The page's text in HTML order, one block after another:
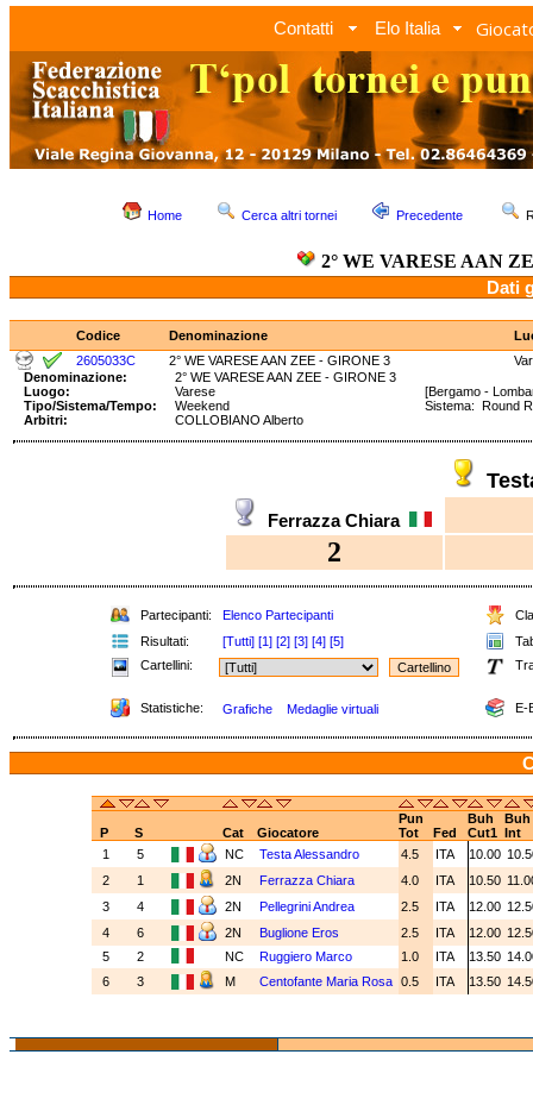
Contatti Elo Italia
Home Cerca altri tornei Precedente
2° WE VARESE AAN
Dati
Codice Denominazione
2605033C
2° WE VARESE AAN ZEE - GIRONE 3
Denominazione:
2° WE VARESE AAN ZEE - GIRONE 3
Luogo:
Varese
[Bergamo -
Tipo/Sistema/Tempo:
Weekend
Sistema: Round
Arbitri:
COLLOBIANO Alberto
Ferrazza Chiara
2
Partecipanti: Elenco Partecipanti
Risultati:
[Tutti] [1] [2] [3] [4] [5]
Cartellini:
Statistiche: Grafiche Medaglie virtuali E-
Pun Buh
Buh
P
S Cat Giocatore Tot Fed Cut1 Int
1
5 NC Testa Alessandro 4.5 ITA 10.00
2
1 2N Ferrazza Chiara 4.0 ITA 10.50
3
4 2N Pellegrini Andrea 2.5 ITA 12.00
4
6 2N Buglione Eros 2.5 ITA 12.00
5
2 NC Ruggiero Marco 1.0 ITA 13.50
6
3 M Centofante Maria Rosa 0.5 ITA 13.50